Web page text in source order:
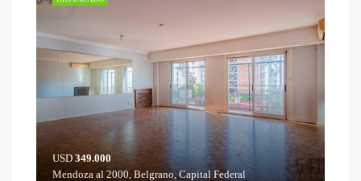
USD349.000
Mendoza al 2000, Belgrano, Capital Federal